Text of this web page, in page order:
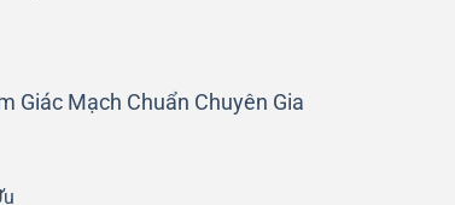
Giác Mạch Chuẩn Chuyên Gia